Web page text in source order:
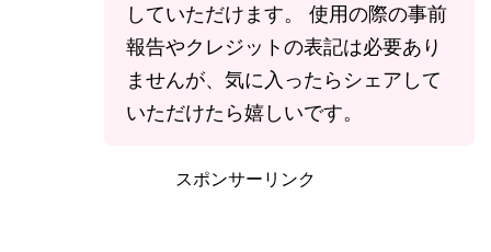
していただけます。 使用の際の事前
報告やクレジットの表記は必要あり
ませんが、気に入ったらシェアして
いただけたら嬉しいです。
スポンサーリンク